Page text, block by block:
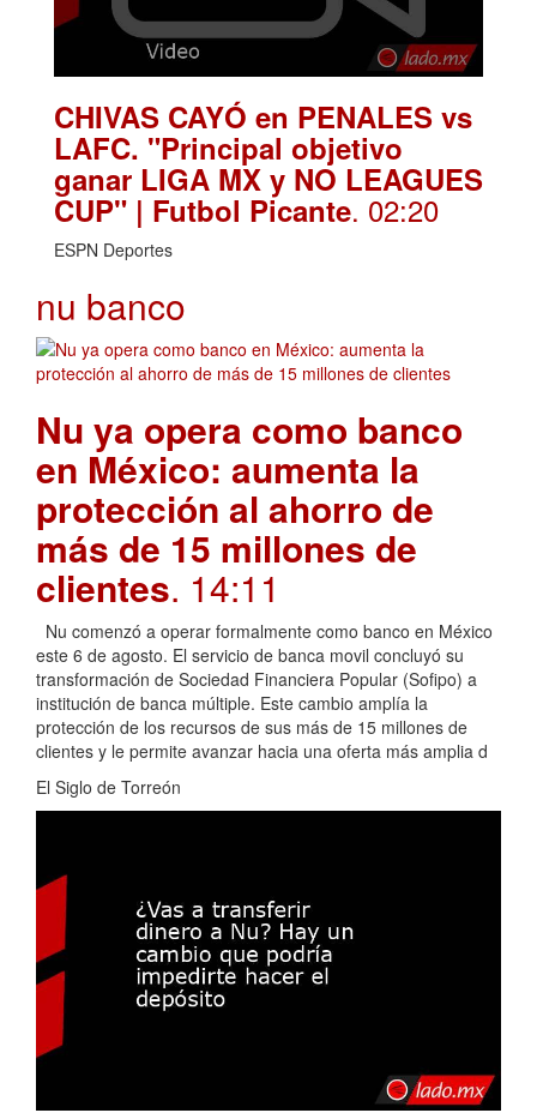
CHIVAS CAYÓ en PENALES vs
LAFC. "Principal objetivo
ganar LIGA MX y NO LEAGUES
CUP" | Futbol Picante. 02:20
ESPN Deportes
nu banco
Nu ya opera como banco
en México: aumenta la
protección al ahorro de
más de 15 millones de
clientes. 14:11
Nu comenzó a operar formalmente como banco en México
este 6 de agosto. El servicio de banca movil concluyó su
transformación de Sociedad Financiera Popular (Sofipo) a
institución de banca múltiple. Este cambio amplía la
protección de los recursos de sus más de 15 millones de
clientes y le permite avanzar hacia una oferta más amplia d
El Siglo de Torreón